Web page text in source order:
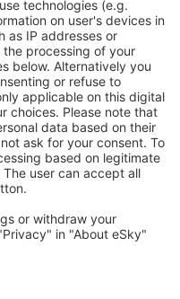
zařízení: hotelů,
ubytování
- Oblíbená
Ubytování in Davenport